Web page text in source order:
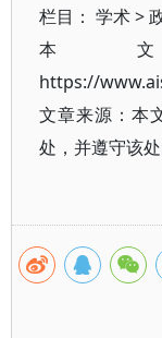
栏目： 学术>
本
https://
文章来源：本
处，并遵守该处